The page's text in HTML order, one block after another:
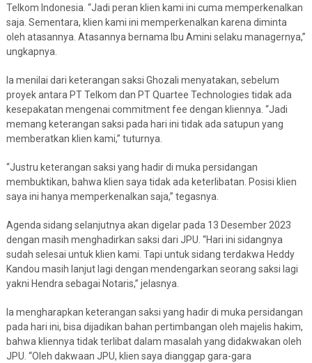
Telkom Indonesia. “Jadi peran klien kami ini cuma memperkenalkan
saja. Sementara, klien kami ini memperkenalkan karena diminta
oleh atasannya. Atasannya bernama Ibu Amini selaku managernya,”
ungkapnya.
Ia menilai dari keterangan saksi Ghozali menyatakan, sebelum
proyek antara PT Telkom dan PT Quartee Technologies tidak ada
kesepakatan mengenai commitment fee dengan kliennya. “Jadi
memang keterangan saksi pada hari ini tidak ada satupun yang
memberatkan klien kami,” tuturnya.
“Justru keterangan saksi yang hadir di muka persidangan
membuktikan, bahwa klien saya tidak ada keterlibatan. Posisi klien
saya ini hanya memperkenalkan saja,” tegasnya.
Agenda sidang selanjutnya akan digelar pada 13 Desember 2023
dengan masih menghadirkan saksi dari JPU. “Hari ini sidangnya
sudah selesai untuk klien kami. Tapi untuk sidang terdakwa Heddy
Kandou masih lanjut lagi dengan mendengarkan seorang saksi lagi
yakni Hendra sebagai Notaris,” jelasnya.
Ia mengharapkan keterangan saksi yang hadir di muka persidangan
pada hari ini, bisa dijadikan bahan pertimbangan oleh majelis hakim,
bahwa kliennya tidak terlibat dalam masalah yang didakwakan oleh
JPU. “Oleh dakwaan JPU, klien saya dianggap gara-gara